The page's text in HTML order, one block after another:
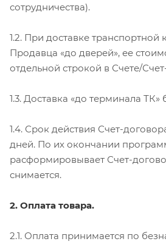
сотрудничества).
1.2. При доставке
Продавца «до дверей», ее
отдельной строкой в Счете/
1.3. Доставка «до терминала ТК»
1.4. Срок действия Счет-
дней. По их окончании
расформировывает Счет-
снимается.
2. Оплата товара.
2.1. Оплата принимается по